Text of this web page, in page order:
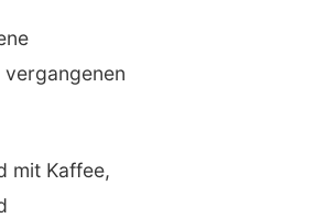
vergangenen
mit Kaffee,